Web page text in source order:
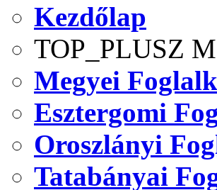
Kezdőlap
TOP_PLUSZ
Megyei
Esztergomi
Oroszlányi
Tatabányai